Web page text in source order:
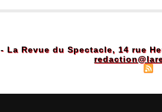
La Revue du Spectacle, 14 rue